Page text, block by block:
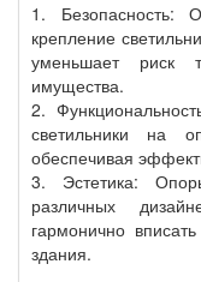
1. Безопасность:
крепление
уменьшает риск
имущества.
2.
светильники на
обеспечивая
3. Эстетика:
различных
гармонично
здания.